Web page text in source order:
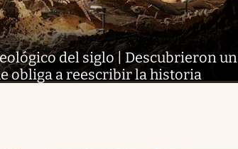
del siglo | Descubrieron un
obliga a reescribir la historia